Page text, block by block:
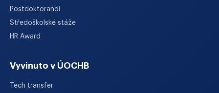
Postdoktorandi
Středoškolské stáže
HR Award
Vyvinuto v ÚOCHB
Tech transfer